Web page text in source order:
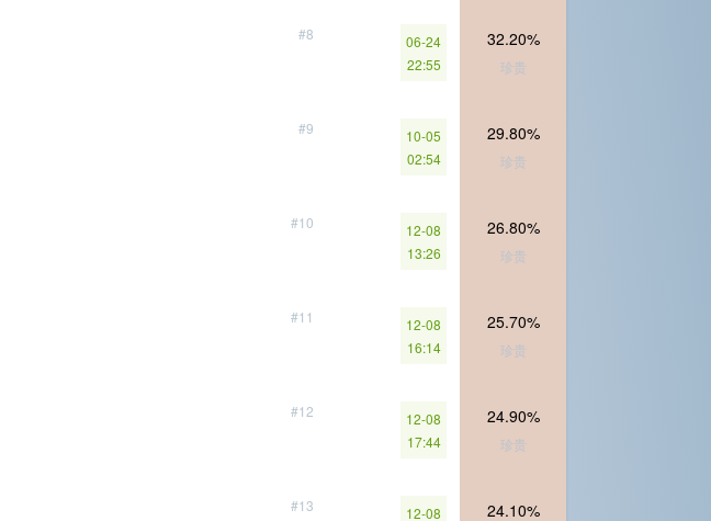
#8
06-24
22:55
32.20%
珍贵
#9
10-05
02:54
29.80%
珍贵
#10
12-08
13:26
26.80%
珍贵
#11
12-08
16:14
25.70%
珍贵
#12
12-08
17:44
24.90%
珍贵
#13
12-08
24.10%